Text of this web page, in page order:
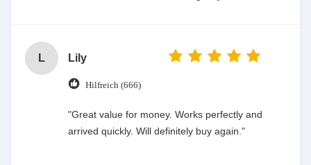
L Lily
Hilfreich (666)
"Great value for money. Works perfectly and
arrived quickly. Will definitely buy again."